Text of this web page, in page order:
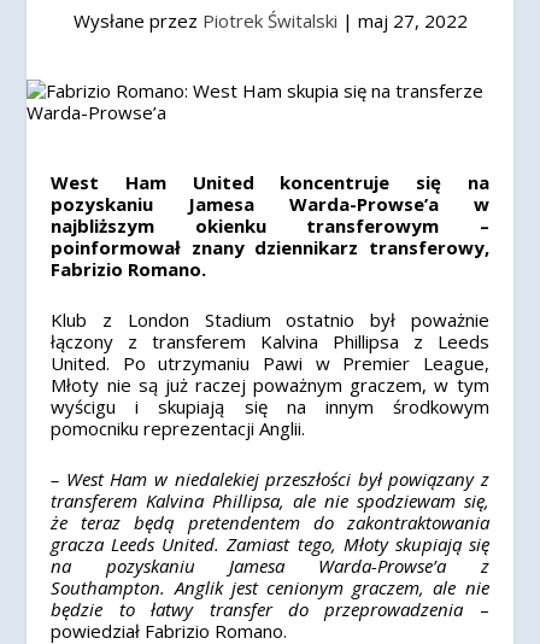
Wysłane przez Piotrek Świtalski | maj 27, 2022
West Ham United koncentruje się na
pozyskaniu Jamesa Warda-Prowse’a w
najbliższym okienku transferowym –
poinformował znany dziennikarz transferowy,
Fabrizio Romano.
Klub z London Stadium ostatnio był poważnie
łączony z transferem Kalvina Phillipsa z Leeds
United. Po utrzymaniu Pawi w Premier League,
Młoty nie są już raczej poważnym graczem, w tym
wyścigu i skupiają się na innym środkowym
pomocniku reprezentacji Anglii.
– West Ham w niedalekiej przeszłości był powiązany z
transferem Kalvina Phillipsa, ale nie spodziewam się,
że teraz będą pretendentem do zakontraktowania
gracza Leeds United. Zamiast tego, Młoty skupiają się
na pozyskaniu Jamesa Warda-Prowse’a z
Southampton. Anglik jest cenionym graczem, ale nie
będzie to łatwy transfer do przeprowadzenia –
powiedział Fabrizio Romano.